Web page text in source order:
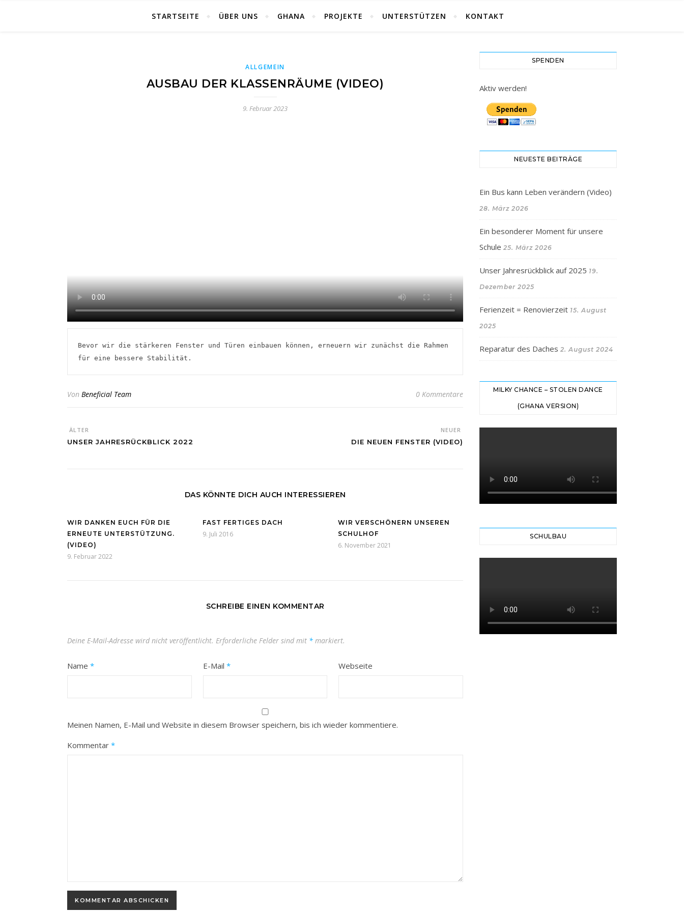
STARTSEITE ÜBER UNS GHANA PROJEKTE UNTERSTÜTZEN KONTAKT
ALLGEMEIN
AUSBAU DER KLASSENRÄUME (VIDEO)
9. Februar 2023
Bevor wir die stärkeren Fenster und Türen einbauen können, erneuern wir zunächst die Rahmen
für eine bessere Stabilität.
Von Beneficial Team 0 Kommentare
ÄLTER
UNSER JAHRESRÜCKBLICK 2022
NEUER
DIE NEUEN FENSTER (VIDEO)
DAS KÖNNTE DICH AUCH INTERESSIEREN
WIR DANKEN EUCH FÜR DIE
ERNEUTE UNTERSTÜTZUNG.
(VIDEO)
9. Februar 2022
FAST FERTIGES DACH
9. Juli 2016
WIR VERSCHÖNERN UNSEREN
SCHULHOF
6. November 2021
SCHREIBE EINEN KOMMENTAR
Deine E-Mail-Adresse wird nicht veröffentlicht. Erforderliche Felder sind mit * markiert.
Name * E-Mail * Webseite
Meinen Namen, E-Mail und Website in diesem Browser speichern, bis ich wieder kommentiere.
Kommentar *
SPENDEN
Aktiv werden!
NEUESTE BEITRÄGE
Ein Bus kann Leben verändern (Video)
28. März 2026
Ein besonderer Moment für unsere
Schule 25. März 2026
Unser Jahresrückblick auf 2025 19.
Dezember 2025
Ferienzeit = Renovierzeit 15. August
2025
Reparatur des Daches 2. August 2024
MILKY CHANCE – STOLEN DANCE
(GHANA VERSION)
SCHULBAU